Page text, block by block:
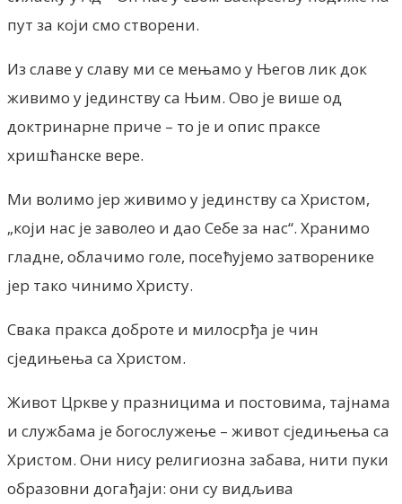
пут за који смо створени.
Из славе у славу ми се мењамо у Његов лик док
живимо у јединству са Њим. Ово је више од
доктринарне приче – то је и опис праксе
хришћанске вере.
Ми волимо јер живимо у јединству са Христом,
„који нас је заволео и дао Себе за нас“. Хранимо
гладне, облачимо голе, посећујемо затворенике
јер тако чинимо Христу.
Свака пракса доброте и милосрђа је чин
сједињења са Христом.
Живот Цркве у празницима и постовима, тајнама
и службама је богослужење – живот сједињења са
Христом. Они нису религиозна забава, нити пуки
образовни догађаји: они су видљива